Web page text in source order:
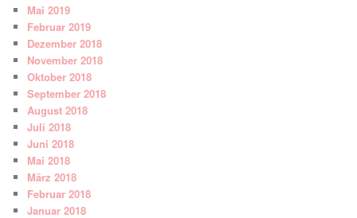
Mai 2019
Februar 2019
Dezember 2018
November 2018
Oktober 2018
September 2018
August 2018
Juli 2018
Juni 2018
Mai 2018
März 2018
Februar 2018
Januar 2018